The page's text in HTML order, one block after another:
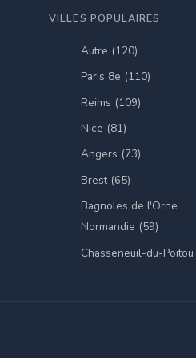
VILLES POPULAIRES
Autre (120)
Paris 8e (110)
Reims (109)
Nice (81)
Angers (73)
Brest (65)
Bagnoles de l'Orne
Normandie (59)
Chasseneuil-du-